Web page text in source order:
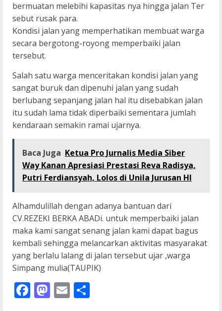
bermuatan melebihi kapasitas nya hingga jalan Ter
sebut rusak para.
Kondisi jalan yang memperhatikan membuat warga
secara bergotong-royong memperbaiki jalan
tersebut.
Salah satu warga menceritakan kondisi jalan yang
sangat buruk dan dipenuhi jalan yang sudah
berlubang sepanjang jalan hal itu disebabkan jalan
itu sudah lama tidak diperbaiki sementara jumlah
kendaraan semakin ramai ujarnya.
Baca Juga Ketua Pro Jurnalis Media Siber
Way Kanan Apresiasi Prestasi Reva Radisya,
Putri Ferdiansyah, Lolos di Unila Jurusan HI
Alhamdulillah dengan adanya bantuan dari
CV.REZEKI BERKA ABADi. untuk memperbaiki jalan
maka kami sangat senang jalan kami dapat bagus
kembali sehingga melancarkan aktivitas masyarakat
yang berlalu lalang di jalan tersebut ujar ,warga
Simpang mulia(TAUPIK)
Facebook
Mastodon
Email